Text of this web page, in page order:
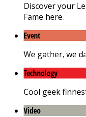
Discover your
Fame here.
Event
We gather, we
Technology
Cool geek
Video